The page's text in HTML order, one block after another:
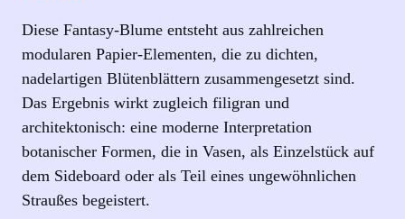
s
s
–
h
a
n
d
g
Diese Fantasy‑Blume entsteht aus zahlreichen
modularen Papier‑Elementen, die zu dichten,
nadelartigen Blütenblättern zusammengesetzt sind.
Das Ergebnis wirkt zugleich filigran und
architektonisch: eine moderne Interpretation
botanischer Formen, die in Vasen, als Einzelstück auf
dem Sideboard oder als Teil eines ungewöhnlichen
Straußes begeistert.